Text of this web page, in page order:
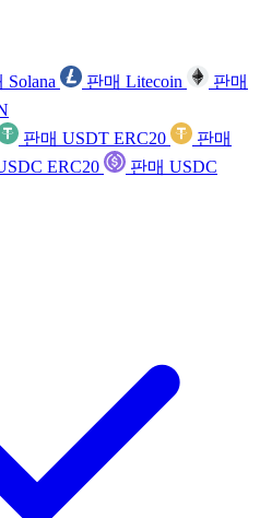
Solana 판매 Litecoin
판매
판매 USDT ERC20
판매
ERC20
판매 USDC